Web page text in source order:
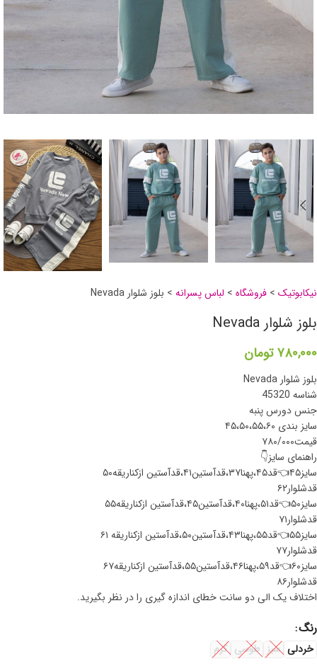
نیکابوتیک > فروشگاه > لباس پسرانه > بلوز شلوار Nevada
بلوز شلوار Nevada
۷۸۰,۰۰۰ تومان
بلوز شلوار Nevada
شناسه 45320
جنس دورس پنبه
سایز بندی ۴۵،۵۰،۵۵،۶۰
قیمت۷۸۰/۰۰۰
راهنمای سایز👇
سایز۴۵👈قد۴۵،پهنا۳۷،قدآستین۴۱،قدآستین ازکناریقه۵۰
قدشلوار۶۲
سایز۵۰👈قد۵۱،پهنا۴۰،قدآستین۴۵،قدآستین ازکناریقه۵۵
قدشلوار۷۱
سایز۵۵👈قد۵۵،پهنا۴۳،قدآستین۵۰،قدآستین ازکناریقه ۶۱
قدشلوار۷۷
سایز۶۰👈قد۵۹،پهنا۴۶،قدآستین۵۵،قدآستین ازکناریقه۶۷
قدشلوار۸۶
اختلاف یک الی دو سانت خطای اندازه گیری را در نظر بگیرید.
رنگ
خردلی سبز طوسی کرم